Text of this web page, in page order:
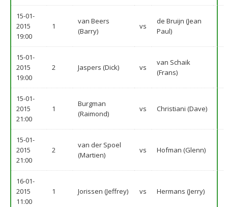
15-01-
2015
19:00
1
van Beers
(Barry)
vs
de Bruijn (Jean
Paul)
15-01-
2015
19:00
2 Jaspers (Dick) vs
van Schaik
(Frans)
15-01-
2015
21:00
1
Burgman
(Raimond)
vs Christiani (Dave)
15-01-
2015
21:00
2
van der Spoel
(Martien)
vs Hofman (Glenn)
16-01-
2015
11:00
1 Jorissen (Jeffrey) vs Hermans (Jerry)